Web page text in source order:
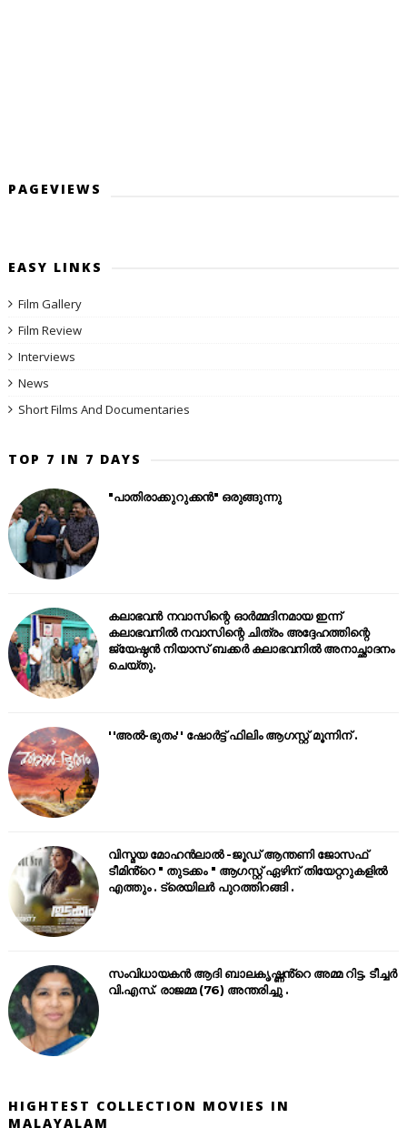
PAGEVIEWS
EASY LINKS
Film Gallery
Film Review
Interviews
News
Short Films And Documentaries
TOP 7 IN 7 DAYS
"പാതിരാക്കുറുക്കൻ" ഒരുങ്ങുന്നു
കലാഭവൻ നവാസിന്റെ ഓർമ്മദിനമായ ഇന്ന്
കലാഭവനിൽ നവാസിന്റെ ചിത്രം അദ്ദേഹത്തിന്റെ
ജ്യേഷ്ഠൻ നിയാസ് ബക്കർ കലാഭവനിൽ അനാച്ഛാദനം
ചെയ്തു.
''അൽ-ഭുതം'' ഷോർട്ട് ഫിലിം ആഗസ്റ്റ് മൂന്നിന് .
വിസ്മയ മോഹൻലാൽ -ജൂഡ് ആന്തണി ജോസഫ്
ടീമിൻ്റെ " തുടക്കം " ആഗസ്റ്റ് ഏഴിന് തിയേറ്ററുകളിൽ
എത്തും . ട്രെയിലർ പുറത്തിറങ്ങി .
സംവിധായകൻ ആദി ബാലകൃഷ്ണൻ്റെ അമ്മ റിട്ട. ടീച്ചർ
വി.എസ്. രാജമ്മ (76) അന്തരിച്ചു .
HIGHTEST COLLECTION MOVIES IN
MALAYALAM